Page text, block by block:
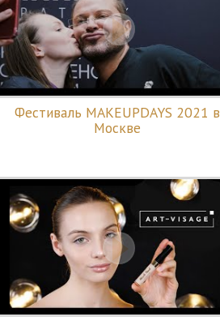
Фестиваль MAKEUPDAYS 2021 в
Москве